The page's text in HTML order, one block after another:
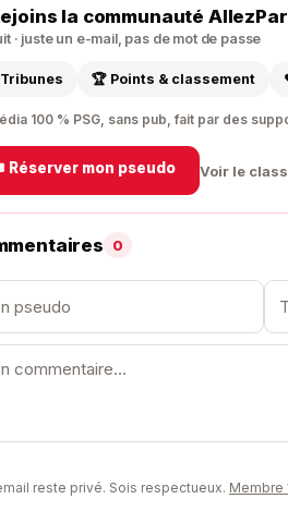
la communauté
· juste un e-mail, pas de mot de passe
🏆 Points & classement
100 % PSG, sans pub, fait par des
Réserver mon pseudo Voir le
0
reste privé. Sois respectueux. Membre